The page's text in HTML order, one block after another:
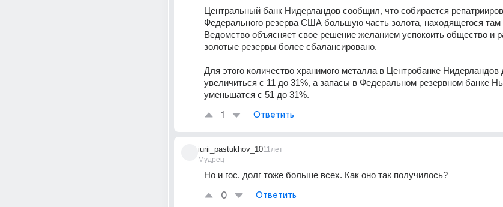
Центральный банк Нидерландов сообщил, что собирается
Федерального резерва США большую часть золота, находящегося там
Ведомство объясняет свое решение желанием успокоить общество и
золотые резервы более сбалансировано.
Для этого количество хранимого металла в Центробанке Нидерландов
увеличиться с 11 до 31%, а запасы в Федеральном резервном банке
уменьшатся с 51 до 31%.
1 Ответить
iurii_pastukhov_10
Мудрец
11лет
Но и гос. долг тоже больше всех. Как оно так получилось?
0 Ответить